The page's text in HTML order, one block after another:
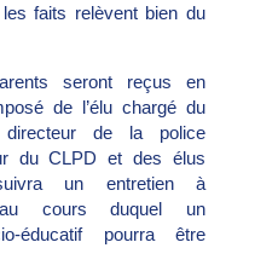
faits relèvent bien du
seront reçus en
de l’élu chargé du
de la police
du CLPD et des élus
un entretien à
au cours duquel un
éducatif pourra être